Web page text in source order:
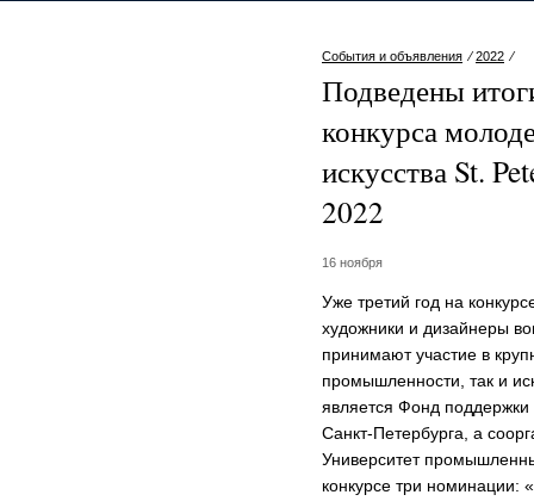
События и объявления ⁄2022 ⁄
Подведены
конкурса
искусства St.
2022
16 ноября
Уже третий год на
художники и дизайнеры
принимают участие в
промышленности, так и
является Фонд
Санкт-Петербурга, а
Университет
конкурсе три номинации: